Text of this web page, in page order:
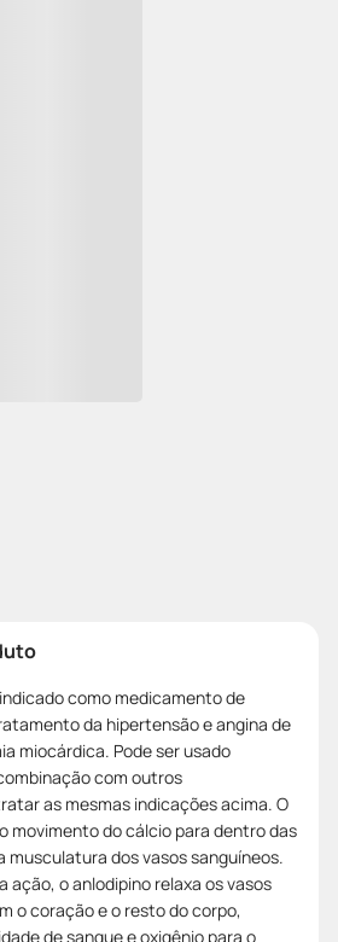
como medicamento de
da hipertensão e angina de
miocárdica. Pode ser usado
com outros
as mesmas indicações acima. O
movimento do cálcio para dentro das
musculatura dos vasos sanguíneos.
ação, o anlodipino relaxa os vasos
o coração e o resto do corpo,
de sangue e oxigênio para o